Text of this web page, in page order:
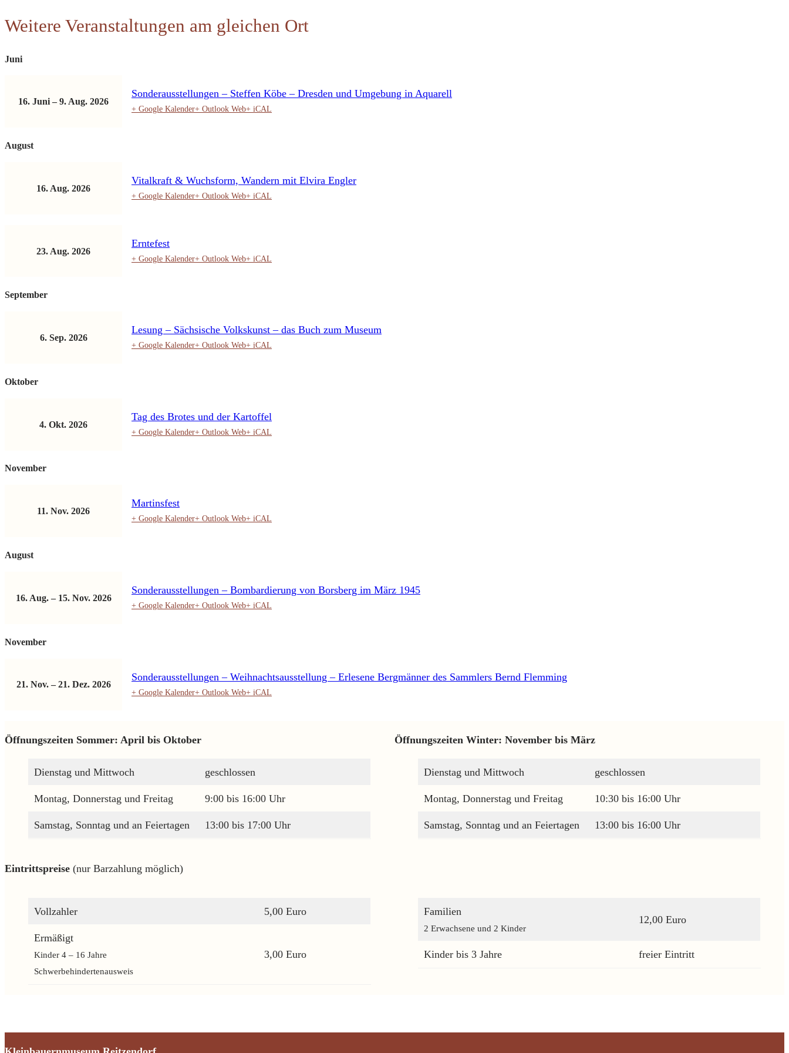
Weitere Veranstaltungen am gleichen Ort
Juni
16. Juni–9. Aug. 2026
Sonderausstellungen – Steffen Köbe – Dresden und Umgebung in Aquarell
+ Google Kalender+ Outlook Web+ iCAL
August
16. Aug. 2026
Vitalkraft & Wuchsform, Wandern mit Elvira Engler
+ Google Kalender+ Outlook Web+ iCAL
23. Aug. 2026
Erntefest
+ Google Kalender+ Outlook Web+ iCAL
September
6. Sep. 2026
Lesung – Sächsische Volkskunst – das Buch zum Museum
+ Google Kalender+ Outlook Web+ iCAL
Oktober
4. Okt. 2026
Tag des Brotes und der Kartoffel
+ Google Kalender+ Outlook Web+ iCAL
November
11. Nov. 2026
Martinsfest
+ Google Kalender+ Outlook Web+ iCAL
August
16. Aug.–15. Nov. 2026
Sonderausstellungen – Bombardierung von Borsberg im März 1945
+ Google Kalender+ Outlook Web+ iCAL
November
21. Nov.–21. Dez. 2026
Sonderausstellungen – Weihnachtsausstellung – Erlesene Bergmänner des Sammlers Bernd Flemming
+ Google Kalender+ Outlook Web+ iCAL
Öffnungszeiten Sommer: April bis Oktober
Dienstag und Mittwoch geschlossen
Montag, Donnerstag und Freitag 9:00 bis 16:00 Uhr
Samstag, Sonntag und an Feiertagen 13:00 bis 17:00 Uhr
Öffnungszeiten Winter: November bis März
Dienstag und Mittwoch geschlossen
Montag, Donnerstag und Freitag 10:30 bis 16:00 Uhr
Samstag, Sonntag und an Feiertagen 13:00 bis 16:00 Uhr
Eintrittspreise (nur Barzahlung möglich)
Vollzahler 5,00 Euro
Ermäßigt
Kinder 4 – 16 Jahre
Schwerbehindertenausweis
3,00 Euro
Familien
2 Erwachsene und 2 Kinder
12,00 Euro
Kinder bis 3 Jahre freier Eintritt